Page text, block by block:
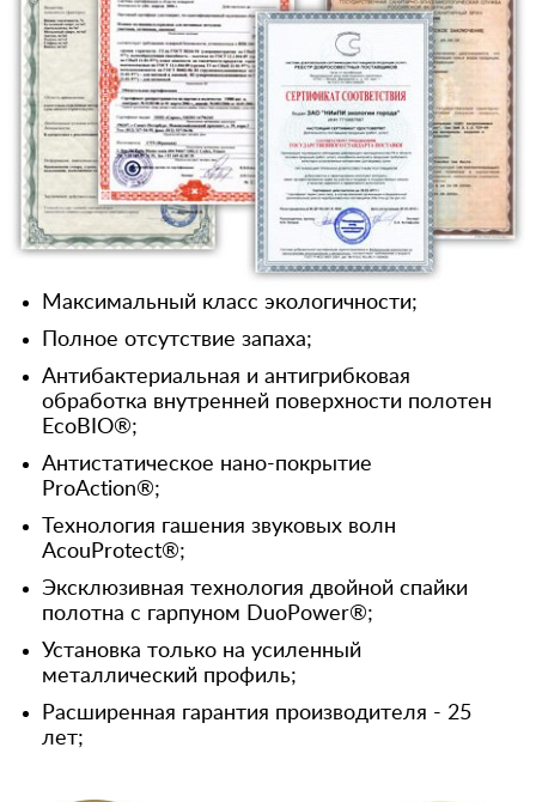
Максимальный класс экологичности;
Полное отсутствие запаха;
Антибактериальная и антигрибковая
обработка внутренней поверхности полотен
EcoBIO®;
Антистатическое нано-покрытие
ProAction®;
Технология гашения звуковых волн
AcouProtect®;
Эксклюзивная технология двойной спайки
полотна с гарпуном DuoPower®;
Установка только на усиленный
металлический профиль;
Расширенная гарантия производителя - 25
лет;